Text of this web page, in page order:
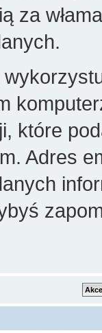
za
które
Adres